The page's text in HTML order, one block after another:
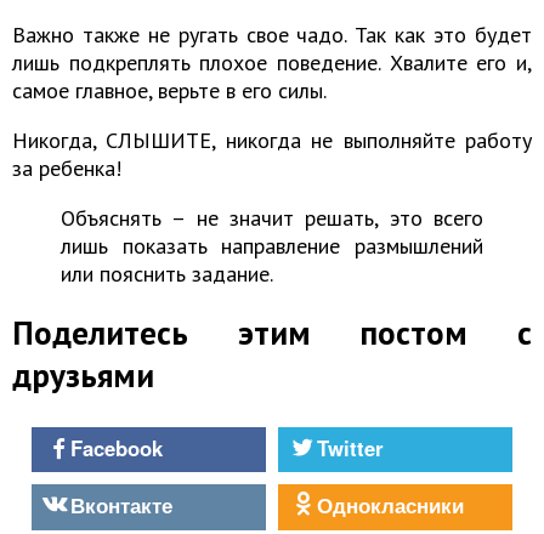
Важно также не ругать свое чадо. Так как это будет
лишь подкреплять плохое поведение. Хвалите его и,
самое главное, верьте в его силы.
Никогда, СЛЫШИТЕ, никогда не выполняйте работу
за ребенка!
Объяснять – не значит решать, это всего
лишь показать направление размышлений
или пояснить задание.
Поделитесь этим постом с
друзьями
Facebook
Twitter
Вконтакте
Однокласники